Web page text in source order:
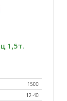
1,5т.
1500
12-40